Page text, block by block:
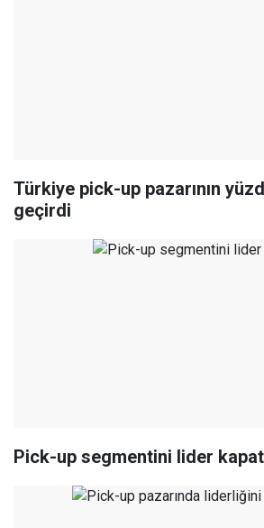
Türkiye pick-up pazarının
geçirdi
Pick-up segmentini lider